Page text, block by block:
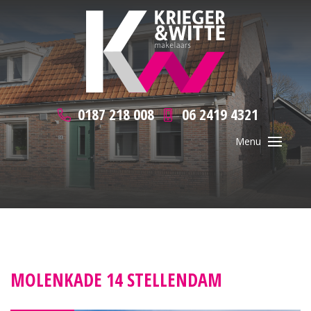
0187 218 008 06 2419 4321
MOLENKADE 14 STELLENDAM